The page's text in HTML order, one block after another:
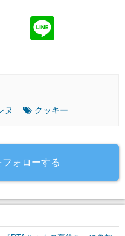
ヌ クッキー
ォローする